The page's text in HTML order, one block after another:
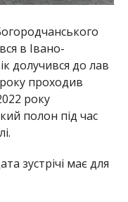
в Івано-
долучився до лав
проходив
року
полон під час
зустрічі має для